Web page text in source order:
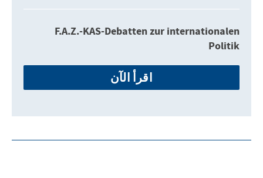
F.A.Z.-KAS-Debatten zur internationalen
Politik
اقرأ الآن